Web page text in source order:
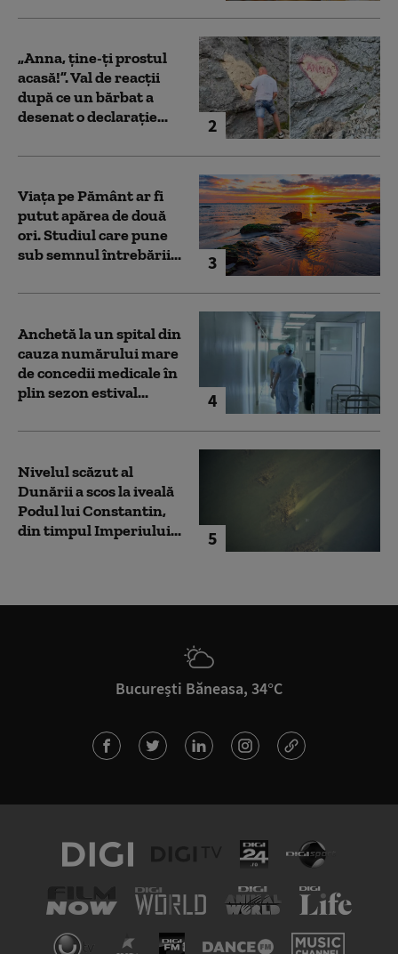
2
„Anna, ţine-ţi prostul
acasă!”. Val de reacții
după ce un bărbat a
desenat o declarație...
3
Viața pe Pământ ar fi
putut apărea de două
ori. Studiul care pune
sub semnul întrebării...
4
Anchetă la un spital din
cauza numărului mare
de concedii medicale în
plin sezon estival...
5
Nivelul scăzut al
Dunării a scos la iveală
Podul lui Constantin,
din timpul Imperiului...
București Băneasa, 34°C